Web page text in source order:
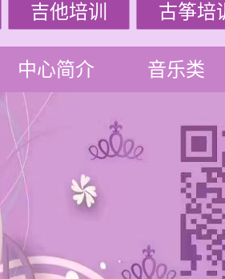
吉他培训 古筝培
中心简介 音乐类